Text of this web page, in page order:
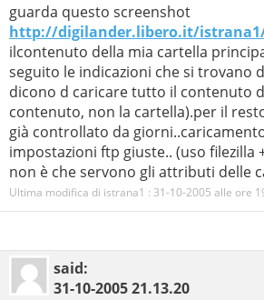
guarda questo screenshot
http://digilander.libero.it/istrana1/
ilcontenuto della mia cartella
seguito le indicazioni che si trovano
dicono d caricare tutto il contenuto
contenuto, non la cartella).per il
già controllato da
impostazioni ftp giuste.. (uso filezilla
non è che servono gli attributi delle
Ultima modifica di istrana1 : 31-10-2005 alle ore
said:
31-10-200521.13.20